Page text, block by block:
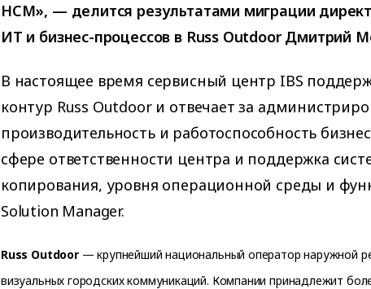
HCM», — делится результатами миграции
ИТ и бизнес-процессов в Russ Outdoor Дмитрий
В настоящее время сервисный центр IBS
контур Russ Outdoor и отвечает за
производительность и работоспособность
сфере ответственности центра и поддержка
копирования, уровня операционной среды и
Solution Manager.
Russ Outdoor— крупнейший национальный оператор наружной
визуальных городских коммуникаций. Компании принадлежит